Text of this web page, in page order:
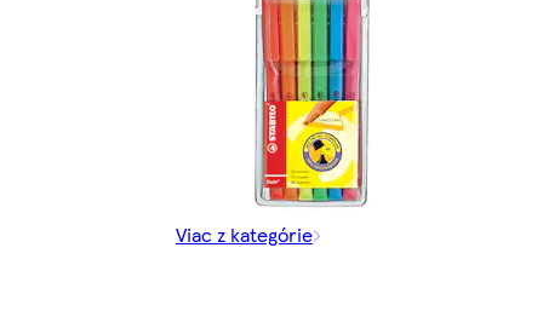
Viac z kategórie